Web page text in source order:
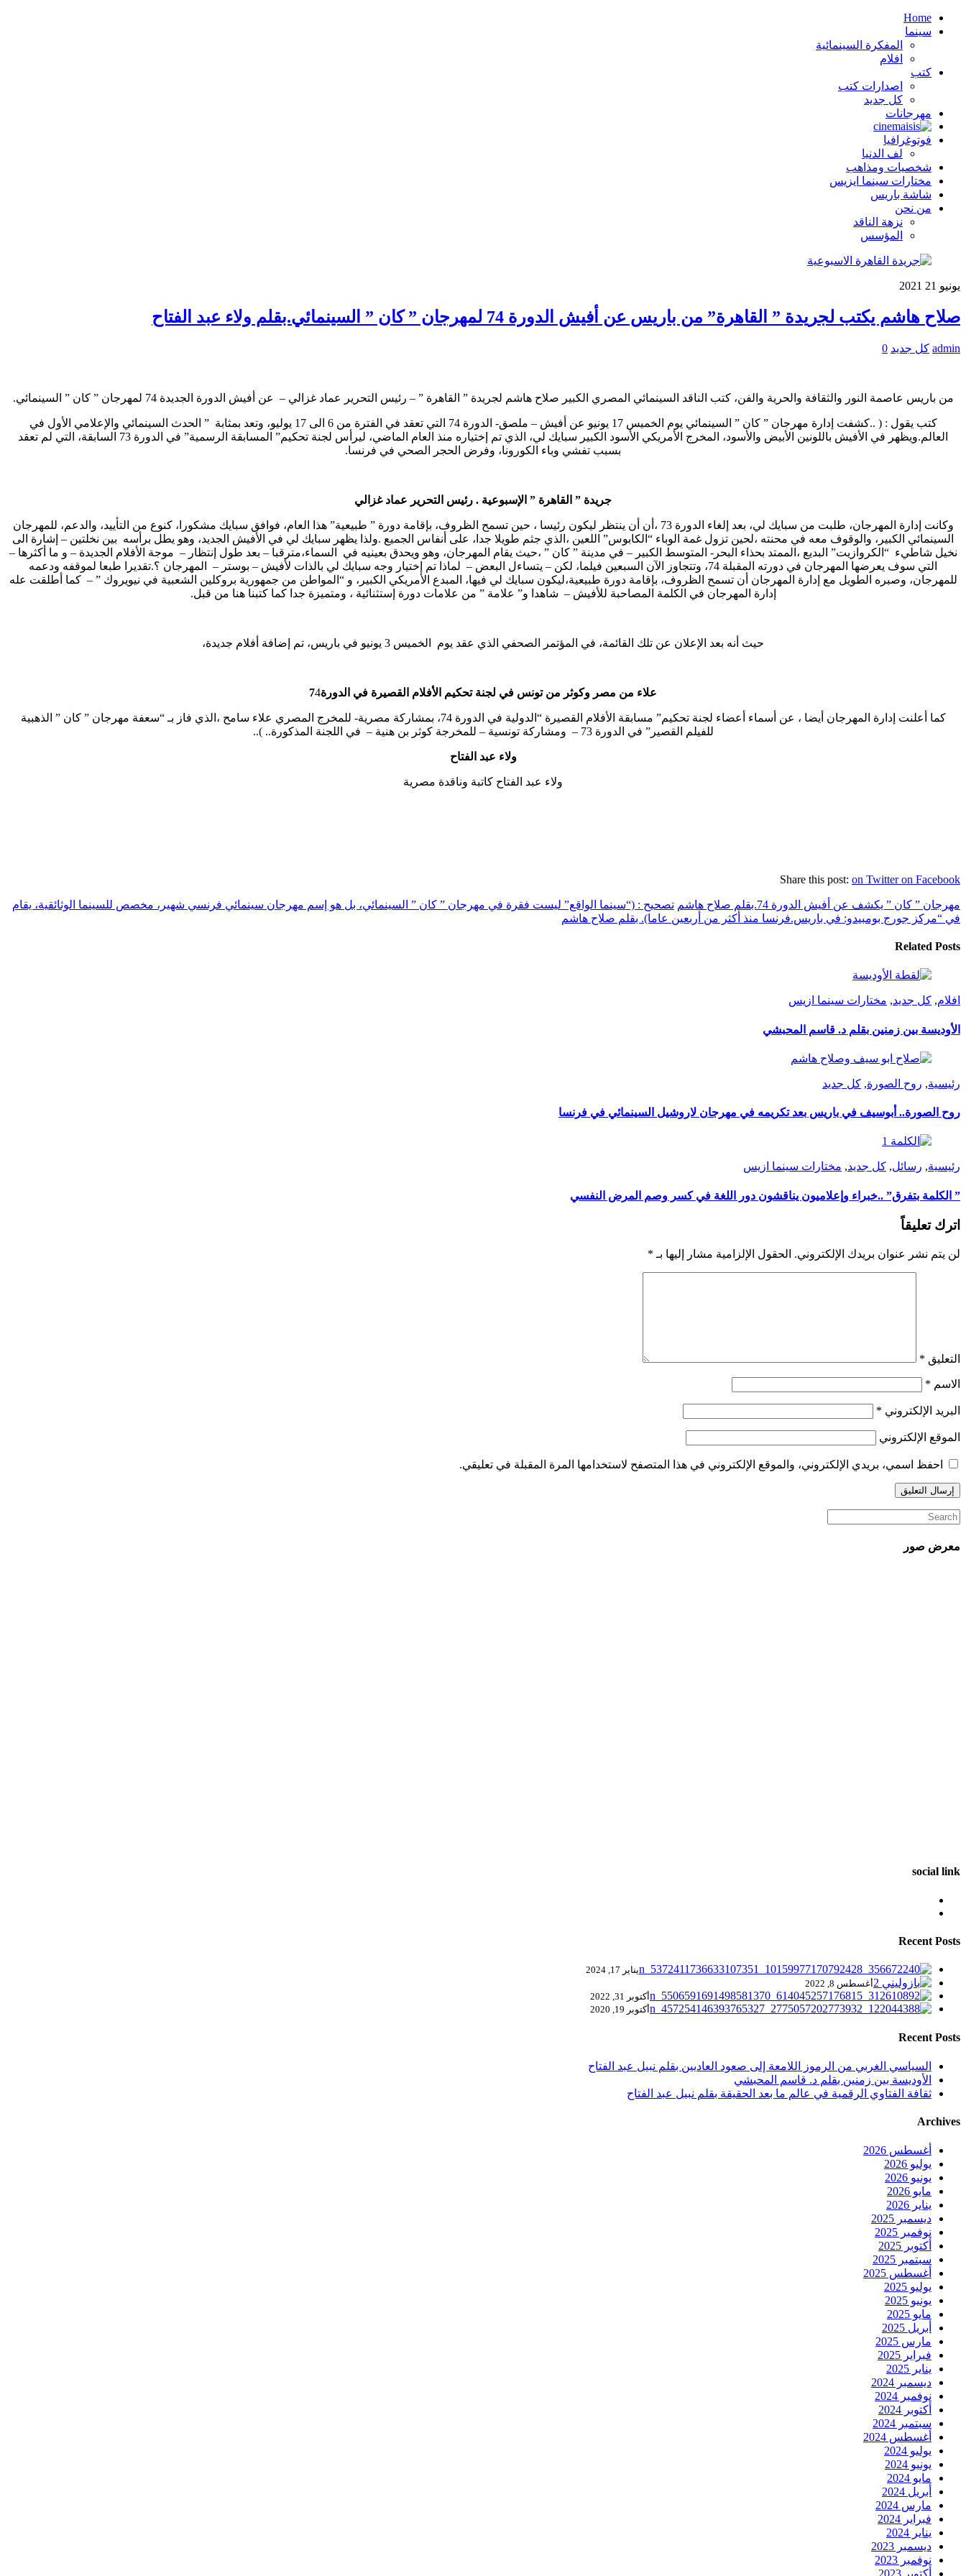
Home
سينما
المفكرة السينمائية
افلام
كتب
اصدارات كتب
كل جديد
مهرجانات
فوتوغرافيا
لف الدنيا
شخصيات ومذاهب
مختارات سينما ايزيس
شاشة باريس
من نحن
نزهة الناقد
المؤسس
يونيو 21
2021
صلاح هاشم يكتب لجريدة ” القاهرة” من باريس عن أفيش الدورة 74 لمهرجان ” كان ” السينمائي.بقلم ولاء عبد الفتاح
admin كل جديد 0
من باريس عاصمة النور والثقافة والحرية والفن، كتب الناقد السينمائي المصري الكبير صلاح هاشم لجريدة ” القاهرة ” – رئيس التحرير عماد غزالي – عن أفيش الدورة الجديدة 74 لمهرجان ” كان ” السينمائي.
كتب يقول : ( ..
كشفت إدارة مهرجان ” كان ” السينمائي يوم الخميس 17 يونيو عن أفيش – ملصق- الدورة 74 التي تعقد في الفترة من 6 الى 17 يوليو، وتعد بمثابة ” الحدث السينمائي والإعلامي الأول في
العالم.ويظهر في الأفيش باللونين الأبيض والأسود، المخرج الأمريكي الأسود الكبير سبايك لي، الذي تم إختياره منذ العام الماضي، ليرأس لجنة تحكيم” المسابقة الرسمية” في الدورة 73 السابقة، التي لم تعقد
بسبب تفشي وباء الكورونا، وفرض الحجر الصحي في فرنسا.
جريدة ” القاهرة ” الإسبوعية . رئيس التحرير عماد غزالي
و
كانت إدارة المهرجان، طلبت من سبايك لي، بعد إلغاء الدورة 73 ،أن أن ينتظر ليكون رئيسا ، حين تسمح الظروف، بإقامة دورة ” طبيعية” هذا العام، فوافق سبايك مشكورا، كنوع من التأييد، والدعم، للمهرجان
السينمائي الكبير، والوقوف معه في محنته ،لحين تزول غمة الوباء “الكابوس” اللعين ،الذي جثم طويلا جدا، على أنفاس الجميع .ولذا يظهر سبايك لي في الأفيش الجديد، وهو يطل برأسه بين نخلتين – إشارة الى
نخيل شاطيء “الكروازيت” البديع ،الممتد بحذاء البحر- المتوسط الكبير – في مدينة ” كان ” ،حيث يقام المهرجان، وهو ويحدق بعينيه في السماء،مترقبا – بعد طول إنتظار – موجة الأفلام الجديدة – و ما أكثرها –
التي سوف يعرضها المهرجان في دورته المقبلة 74، وتتجاوز الآن السبعين فيلما، لكن – يتساءل البعض – لماذا تم إختيار وجه سبايك لي بالذات لأفيش – بوستر – المهرجان ؟.ت
قديرا طبعا لموقفه ودعمه
للمهرجان، وصبره الطويل مع إدارة المهرجان أن تسمح الظروف، بإقامة دورة طبيعية،ليكون سبايك لي فيها، المبدع الأمريكي الكبير، و “المواطن من جمهورية بروكلين الشعبية في نيويروك ” – كما أطلقت عله
إدارة المهرجان في الكلمة المصاحبة للأفيش – شاهدا و” علامة ” من علامات دورة إستثنائية ، ومتميزة جدا كما كتبنا هنا من قبل.
حيث أنه بعد الإعلان عن تلك القائمة، في المؤتمر الصحفي الذي عقد يوم الخميس 3 يونيو في باريس، تم إضافة أفلام جديدة،
علاء من مصر وكوثر من تونس في لجنة تحكيم الأفلام القصيرة في الدورة74
كما أعلنت إدارة المهرجان أيضا ، عن أسماء أعضاء لجنة تحكيم” مسابقة الأفلام القصيرة “الدولية في الدورة 74، بمشاركة مصرية- للمخرج المصري علاء سامح ،الذي فاز بـ “سعفة مهرجان ” كان ” الذهبية
للفيلم القصير” في الدورة 73 – ومشاركة تونسية – للمخرجة كوثر بن هنية – في اللجنة المذكورة.. )..
ولاء عبد الفتاح
ولاء عبد الفتاح كاتبة وناقدة مصرية
Share this post: on Twitter on Facebook
مهرجان ” كان ” يكشف عن أفيش الدورة 74.بقلم صلاح هاشم
تصحيح : (“سينما الواقع” ليست فقرة في مهرجان ” كان ” السينمائي، بل هو إسم مهرجان سينمائي فرنسي شهير، مخصص للسينما الوثائقية، يقام
في “مركز جورج بومبيدو: في باريس.فرنسا منذ أكثر من أربعين عاما). بقلم صلاح هاشم
Related Posts
افلام, كل جديد, مختارات سينما ازيس
الأوديسة بين زمنين بقلم د. قاسم المحبشي
رئيسية, روح الصورة, كل جديد
روح الصورة.. أبوسيف في باريس بعد تكريمه في مهرجان لاروشيل السينمائي في فرنسا
رئيسية, رسائل, كل جديد, مختارات سينما ازيس
” الكلمة بتفرق” ..خبراء وإعلاميون يناقشون دور اللغة في كسر وصم المرض النفسي
اترك تعليقاً
لن يتم نشر عنوان بريدك الإلكتروني. الحقول الإلزامية مشار إليها بـ *
التعليق *
الاسم *
البريد الإلكتروني *
الموقع الإلكتروني
احفظ اسمي، بريدي الإلكتروني، والموقع الإلكتروني في هذا المتصفح لاستخدامها المرة المقبلة في تعليقي.
معرض صور
social link
Recent Posts
يناير 17, 2024
أغسطس 8, 2022
أكتوبر 31, 2022
أكتوبر 19, 2020
Recent Posts
السياسي الغربي من الرموز اللامعة إلى صعود العاديين بقلم نبيل عبد الفتاح
الأوديسة بين زمنين بقلم د. قاسم المحبشي
ثقافة الفتاوي الرقمية في عالم ما بعد الحقيقة بقلم نبيل عبد الفتاح
Archives
أغسطس 2026
يوليو 2026
يونيو 2026
مايو 2026
يناير 2026
ديسمبر 2025
نوفمبر 2025
أكتوبر 2025
سبتمبر 2025
أغسطس 2025
يوليو 2025
يونيو 2025
مايو 2025
أبريل 2025
مارس 2025
فبراير 2025
يناير 2025
ديسمبر 2024
نوفمبر 2024
أكتوبر 2024
سبتمبر 2024
أغسطس 2024
يوليو 2024
يونيو 2024
مايو 2024
أبريل 2024
مارس 2024
فبراير 2024
يناير 2024
ديسمبر 2023
نوفمبر 2023